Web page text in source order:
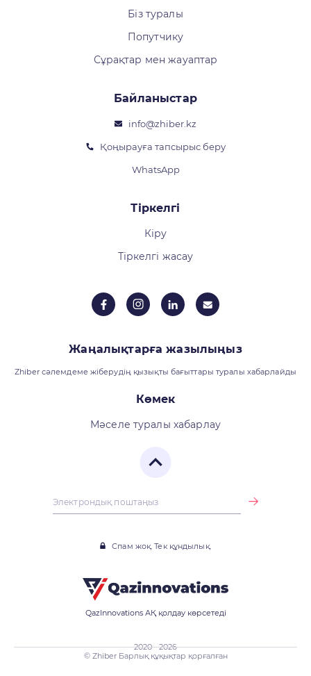
2020 - 2026
© Zhiber Барлық құқықтар қорғалған
Біз туралы
Попутчику
Сұрақтар мен жауаптар
Жаңалықтарға жазылыңыз
Zhiber сәлемдеме жіберудің қызықты бағыттары туралы хабарлайды
Спам жоқ. Тек құндылық.
Байланыстар
info@zhiber.kz
Қоңырауға тапсырыс беру
WhatsApp
Көмек
Мәселе туралы хабарлау
Тіркелгі
Кіру
Тіркелгі жасау
QazInnovations АҚ қолдау көрсетеді